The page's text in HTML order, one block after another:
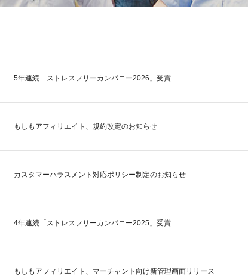
5年連続「ストレスフリーカンパニー2026」受賞
もしもアフィリエイト、規約改定のお知らせ
カスタマーハラスメント対応ポリシー制定のお知らせ
4年連続「ストレスフリーカンパニー2025」受賞
もしもアフィリエイト、マーチャント向け新管理画面リリース